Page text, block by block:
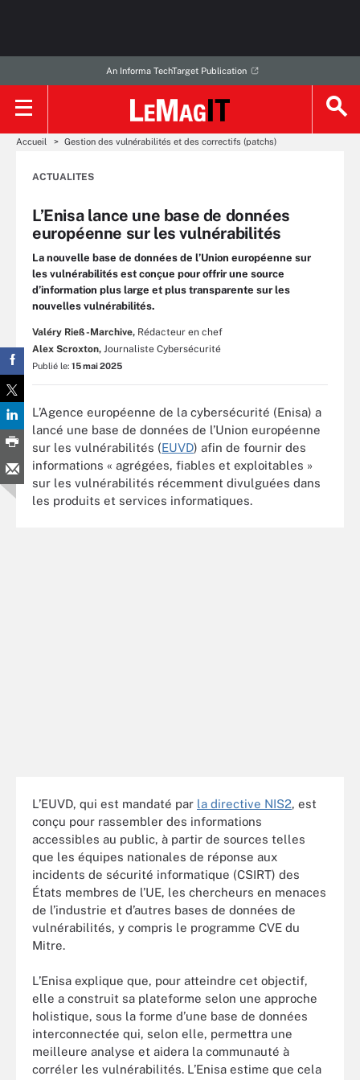
An Informa TechTarget Publication
Accueil Gestion des vulnérabilités et des correctifs (patchs)
ACTUALITES
L’Enisa lance une base de données
européenne sur les vulnérabilités
La nouvelle base de données de l’Union européenne sur
les vulnérabilités est conçue pour offrir une source
d’information plus large et plus transparente sur les
nouvelles vulnérabilités.
Valéry Rieß-Marchive, Rédacteur en chef
Alex Scroxton, Journaliste Cybersécurité
Publié le: 15 mai 2025
L’Agence européenne de la cybersécurité (Enisa) a
lancé une base de données de l’Union européenne
sur les vulnérabilités (EUVD) afin de fournir des
informations « agrégées, fiables et exploitables »
sur les vulnérabilités récemment divulguées dans
les produits et services informatiques.
L’EUVD, qui est mandaté par la directive NIS2, est
conçu pour rassembler des informations
accessibles au public, à partir de sources telles
que les équipes nationales de réponse aux
incidents de sécurité informatique (CSIRT) des
États membres de l’UE, les chercheurs en menaces
de l’industrie et d’autres bases de données de
vulnérabilités, y compris le programme CVE du
Mitre.
L’Enisa explique que, pour atteindre cet objectif,
elle a construit sa plateforme selon une approche
holistique, sous la forme d’une base de données
interconnectée qui, selon elle, permettra une
meilleure analyse et aidera la communauté à
corréler les vulnérabilités. L’Enisa estime que cela